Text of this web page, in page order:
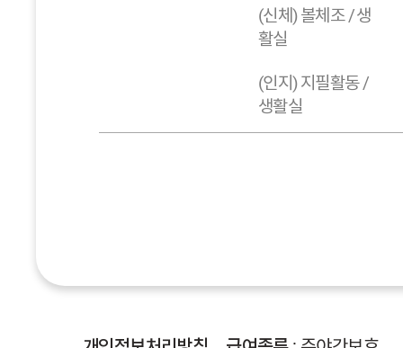
(신체) 볼체조 / 생
활실
(인지) 지필활동 /
생활실